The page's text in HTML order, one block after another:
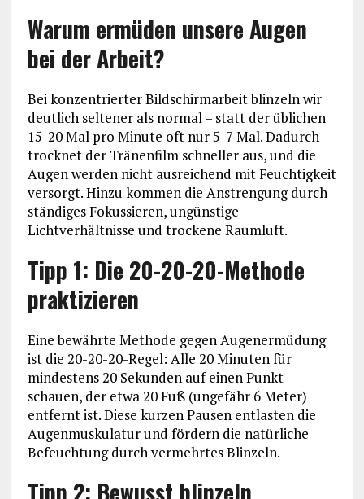
Warum ermüden unsere Augen
bei der Arbeit?
Bei konzentrierter Bildschirmarbeit blinzeln wir
deutlich seltener als normal – statt der üblichen
15-20 Mal pro Minute oft nur 5-7 Mal. Dadurch
trocknet der Tränenfilm schneller aus, und die
Augen werden nicht ausreichend mit Feuchtigkeit
versorgt. Hinzu kommen die Anstrengung durch
ständiges Fokussieren, ungünstige
Lichtverhältnisse und trockene Raumluft.
Tipp 1: Die 20-20-20-Methode
praktizieren
Eine bewährte Methode gegen Augenermüdung
ist die 20-20-20-Regel: Alle 20 Minuten für
mindestens 20 Sekunden auf einen Punkt
schauen, der etwa 20 Fuß (ungefähr 6 Meter)
entfernt ist. Diese kurzen Pausen entlasten die
Augenmuskulatur und fördern die natürliche
Befeuchtung durch vermehrtes Blinzeln.
Tipp 2: Bewusst blinzeln